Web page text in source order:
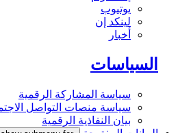
يوتيوب
لينكد إن
أخبار
السياسات
سياسة المشاركة الرقمية
سياسة منصات التواصل
بيان النفاذية الرقمية